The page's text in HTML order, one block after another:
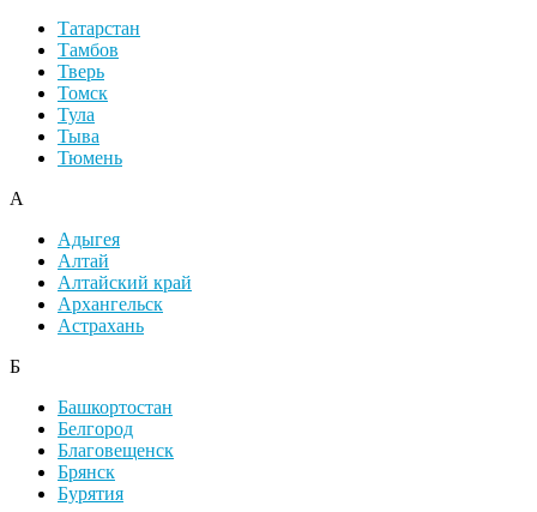
Татарстан
Тамбов
Тверь
Томск
Тула
Тыва
Тюмень
А
Адыгея
Алтай
Алтайский край
Архангельск
Астрахань
Б
Башкортостан
Белгород
Благовещенск
Брянск
Бурятия